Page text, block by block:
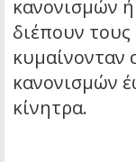
κανονισμών
διέπουν τους
κυμαίνονταν
κανονισμών
κίνητρα.